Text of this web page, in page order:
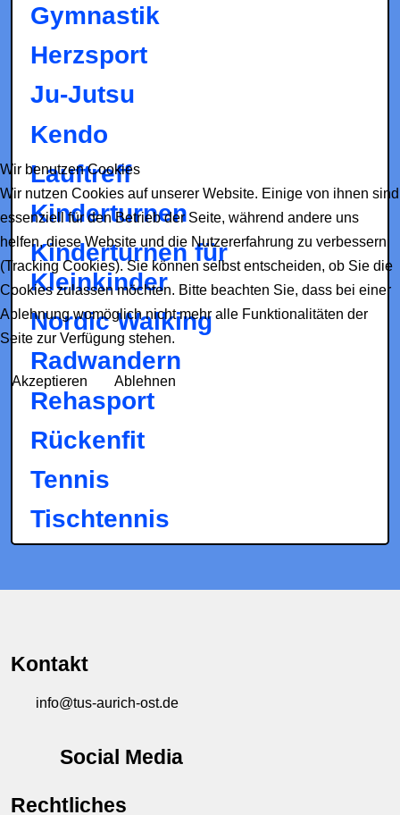
Gymnastik
Herzsport
Ju-Jutsu
Kendo
Lauftreff
Kinderturnen
Kinderturnen für
Kleinkinder
Nordic Walking
Radwandern
Rehasport
Rückenfit
Tennis
Tischtennis
Kontakt
info@tus-aurich-ost.de
Social Media
Rechtliches
Wir benutzen Cookies
Wir nutzen Cookies auf unserer Website. Einige von ihnen sind
essenziell für den Betrieb der Seite, während andere uns
helfen, diese Website und die Nutzererfahrung zu verbessern
(Tracking Cookies). Sie können selbst entscheiden, ob Sie die
Cookies zulassen möchten. Bitte beachten Sie, dass bei einer
Ablehnung womöglich nicht mehr alle Funktionalitäten der
Seite zur Verfügung stehen.
Akzeptieren Ablehnen